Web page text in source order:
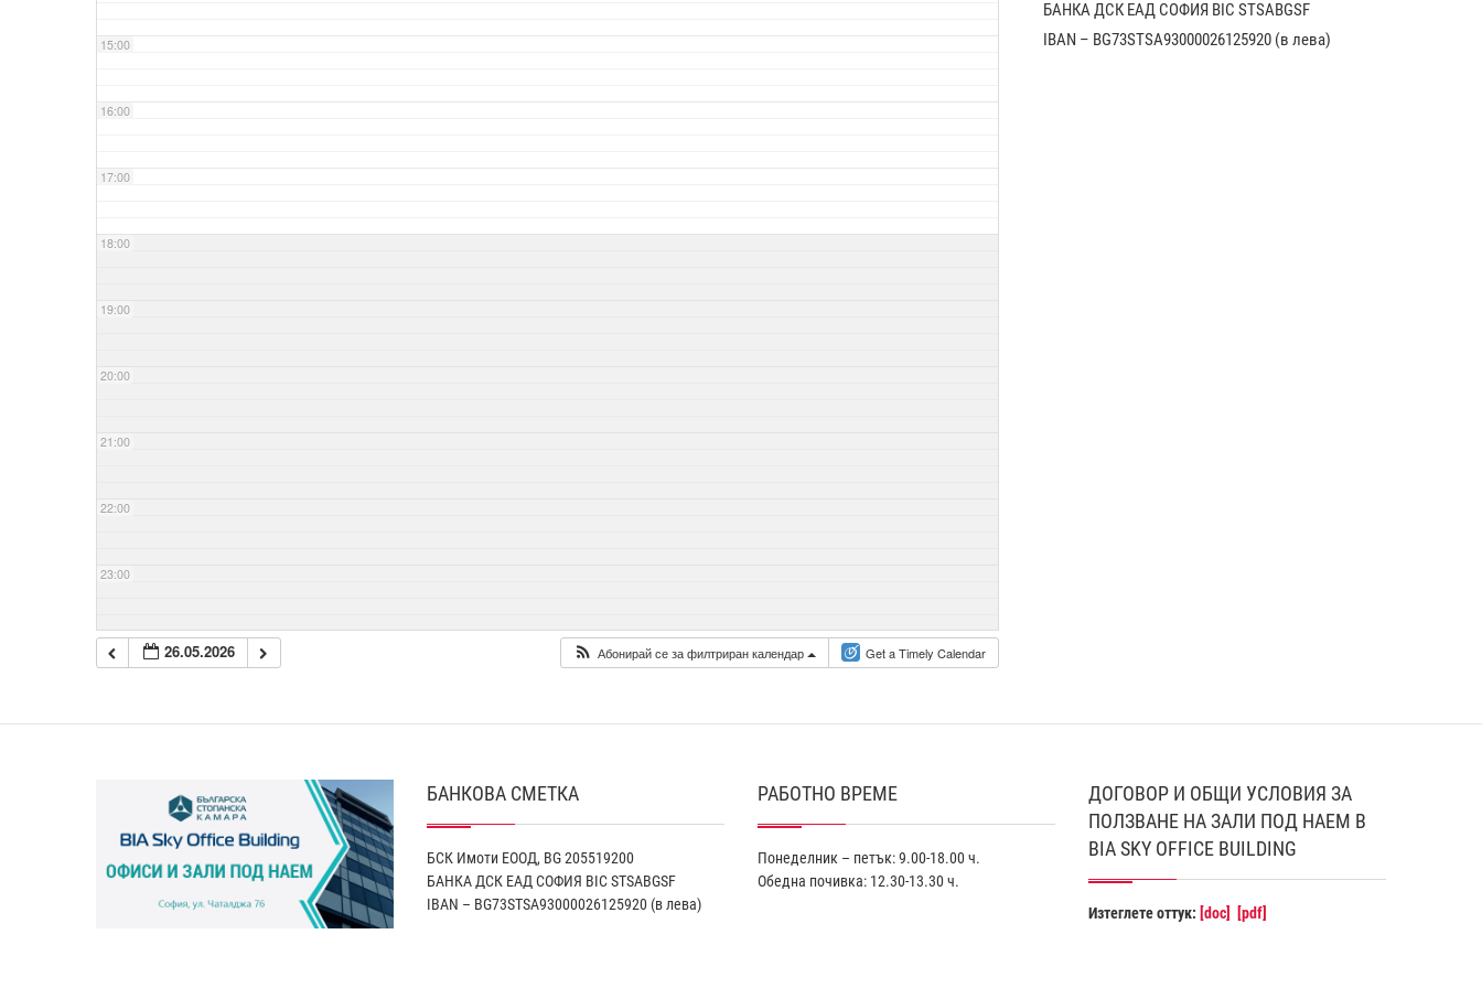
15:00
16:00
17:00
18:00
19:00
20:00
21:00
22:00
23:00
26.05.2026 Абонирай се за филтриран календар Get a Timely Calendar
БАНКА ДСК EАД СОФИЯ BIC STSABGSF
IBAN – BG73STSA93000026125920 (в лева)
БАНКОВА СМЕТКА
БСК Имоти ЕООД, BG 205519200
БАНКА ДСК EАД СОФИЯ BIC STSABGSF
IBAN – BG73STSA93000026125920 (в лева)
РАБОТНО ВРЕМЕ
Понеделник – петък: 9.00-18.00 ч.
Обедна почивка: 12.30-13.30 ч.
ДОГОВОР И ОБЩИ УСЛОВИЯ ЗА
ПОЛЗВАНЕ НА ЗАЛИ ПОД НАЕМ В
BIA SKY OFFICE BUILDING
Изтеглете оттук: [doc] [pdf]